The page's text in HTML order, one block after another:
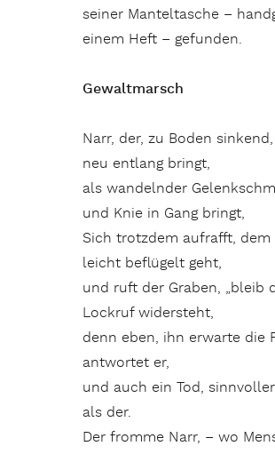
seiner Manteltasche –
einem Heft – gefunden.
Gewaltmarsch
Narr, der, zu Boden
neu entlang bringt,
als wandelnder
und Knie in Gang bringt,
Sich trotzdem aufrafft, dem
leicht beflügelt geht,
und ruft der Graben, „bleib
Lockruf widersteht,
denn eben, ihn erwarte die
antwortet er,
und auch ein Tod,
als der.
Der fromme Narr, – wo